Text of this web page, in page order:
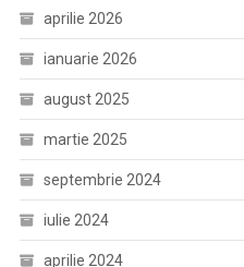
aprilie 2026
ianuarie 2026
august 2025
martie 2025
septembrie 2024
iulie 2024
aprilie 2024